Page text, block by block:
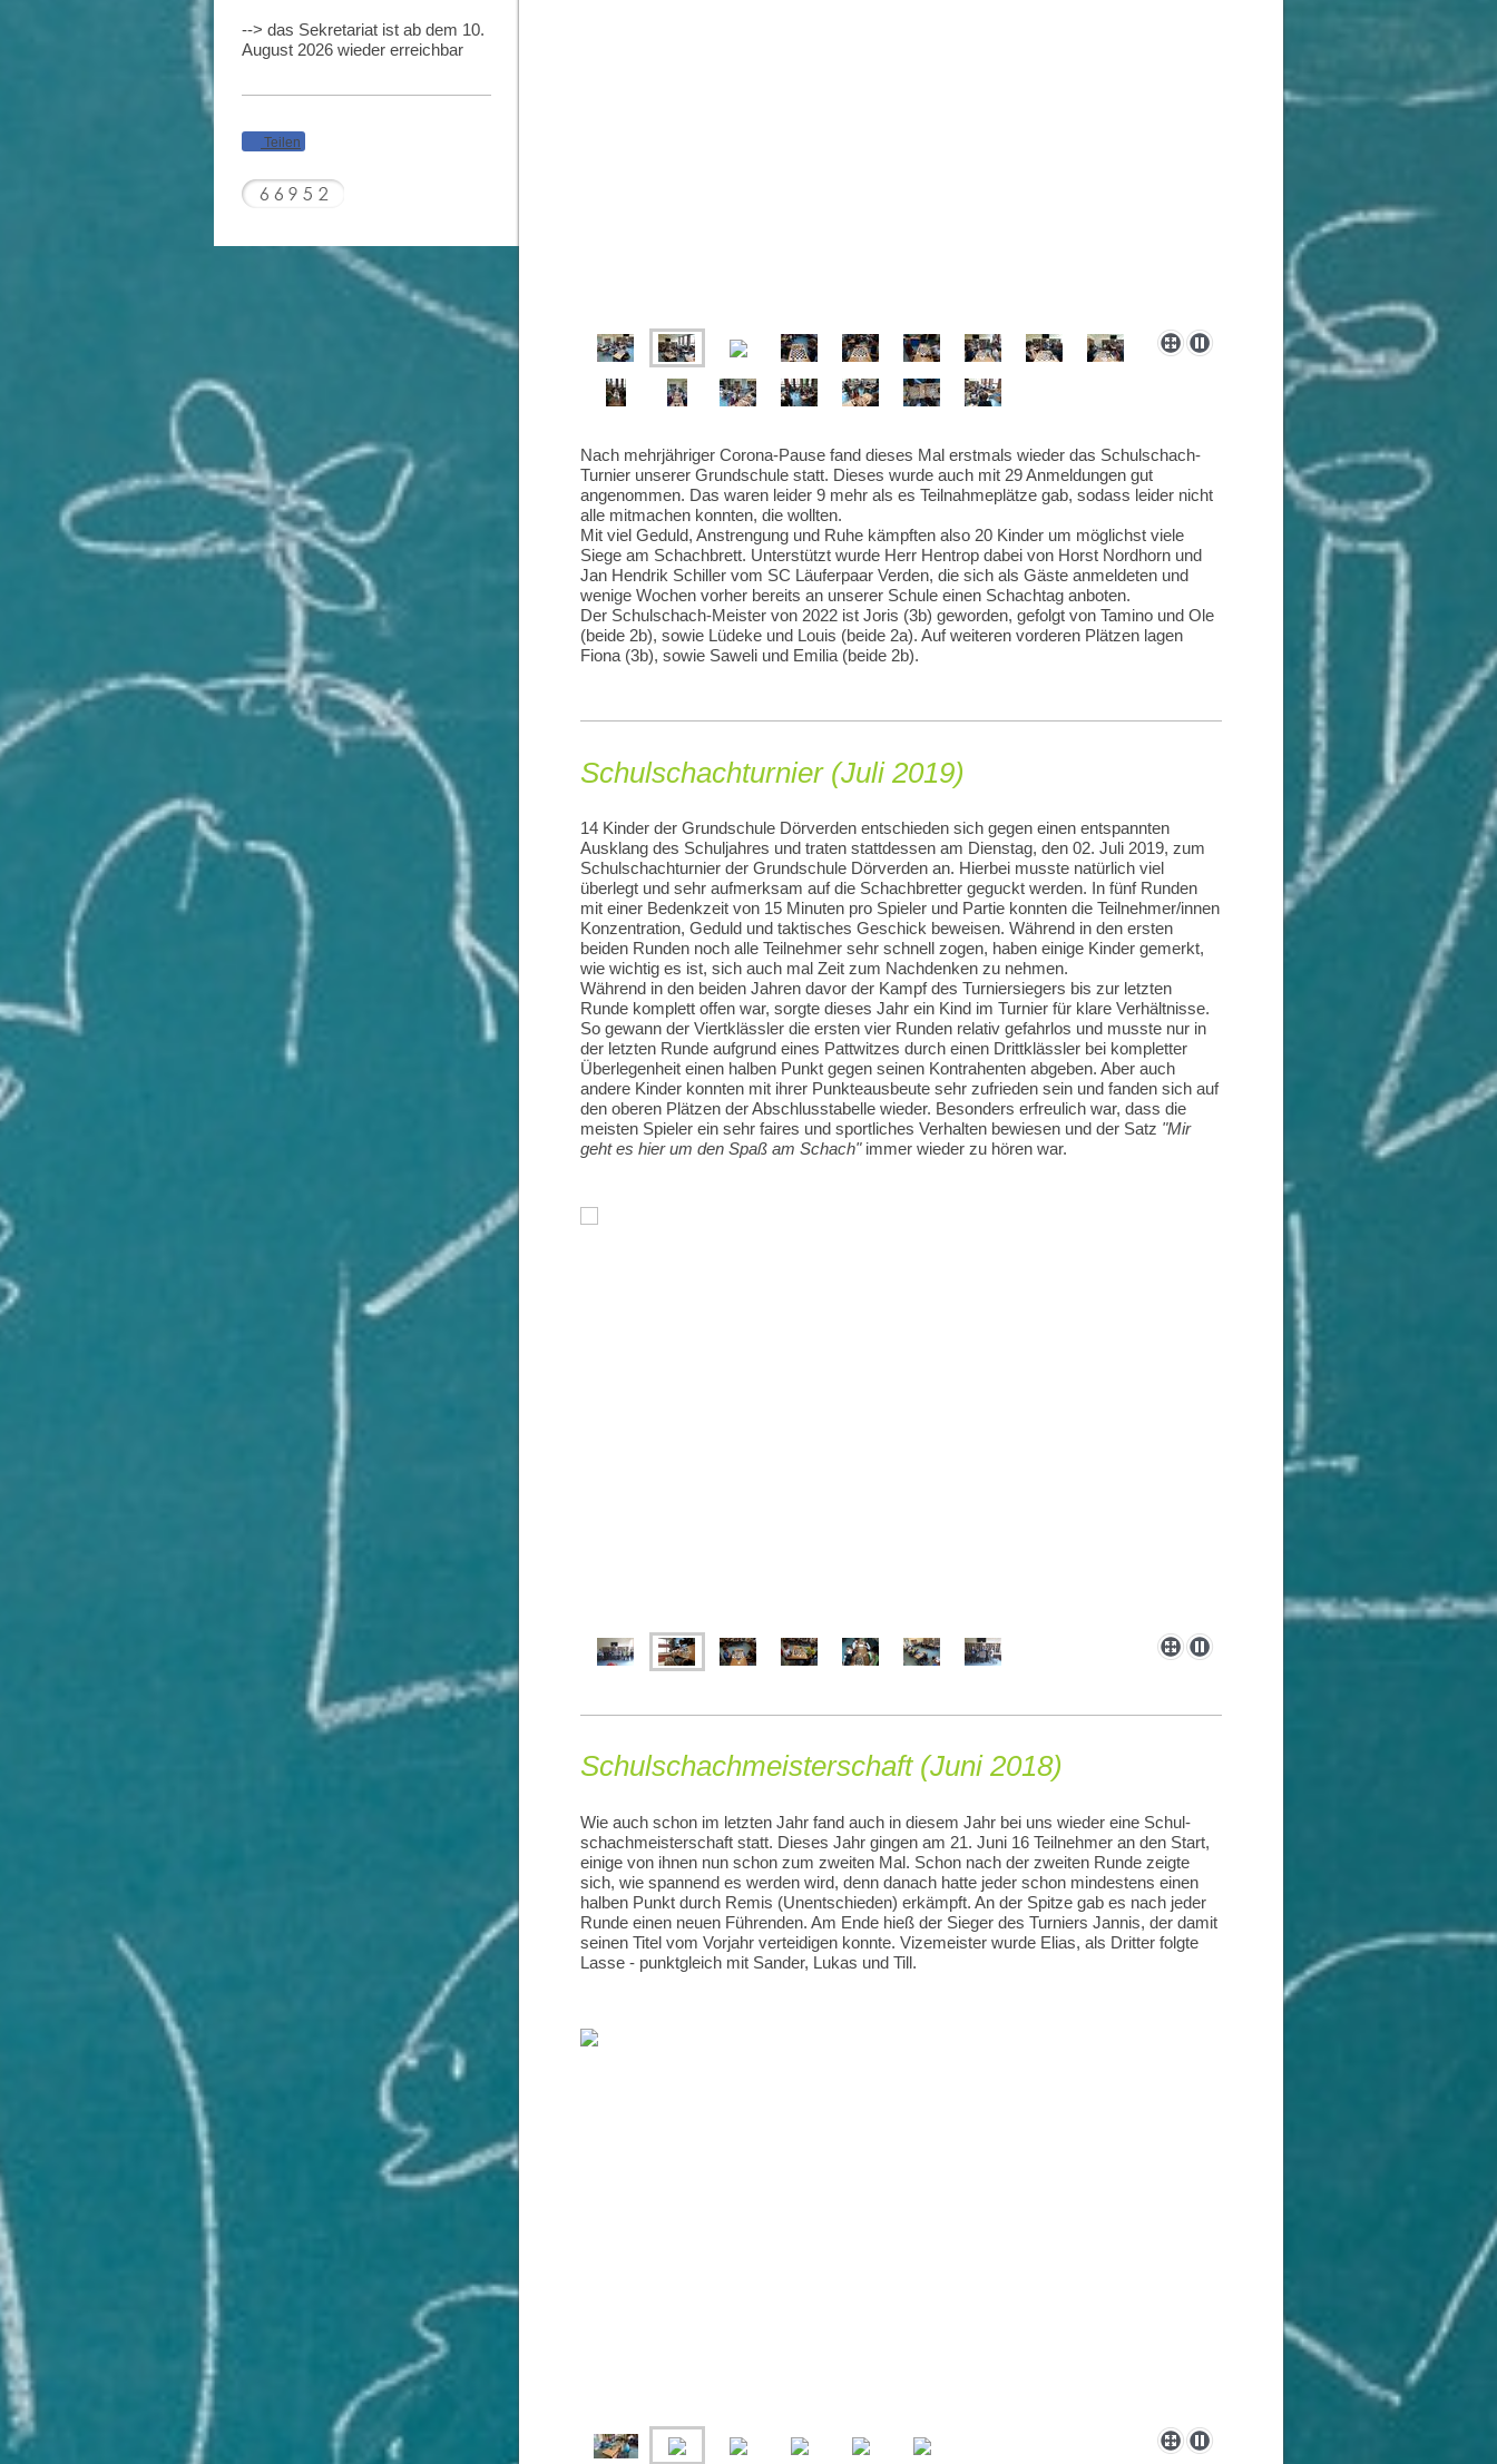
Nach mehrjähriger Corona-Pause fand dieses Mal erstmals wieder das Schulschach-
Turnier unserer Grundschule statt. Dieses wurde auch mit 29 Anmeldungen gut
angenommen. Das waren leider 9 mehr als es Teilnahmeplätze gab, sodass leider nicht
alle mitmachen konnten, die wollten.
Mit viel Geduld, Anstrengung und Ruhe kämpften also 20 Kinder um möglichst viele
Siege am Schachbrett. Unterstützt wurde Herr Hentrop dabei von Horst Nordhorn und
Jan Hendrik Schiller vom SC Läuferpaar Verden, die sich als Gäste anmeldeten und
wenige Wochen vorher bereits an unserer Schule einen Schachtag anboten.
Der Schulschach-Meister von 2022 ist Joris (3b) geworden, gefolgt von Tamino und Ole
(beide 2b), sowie Lüdeke und Louis (beide 2a). Auf weiteren vorderen Plätzen lagen
Fiona (3b), sowie Saweli und Emilia (beide 2b).
Schulschachturnier (Juli 2019)
14 Kinder der Grundschule Dörverden entschieden sich gegen einen entspannten
Ausklang des Schuljahres und traten stattdessen am Dienstag, den 02. Juli 2019, zum
Schulschachturnier der Grundschule Dörverden an. Hierbei musste natürlich viel
überlegt und sehr aufmerksam auf die Schachbretter geguckt werden. In fünf Runden
mit einer Bedenkzeit von 15 Minuten pro Spieler und Partie konnten die Teilnehmer/innen
Konzentration, Geduld und taktisches Geschick beweisen. Während in den ersten
beiden Runden noch alle Teilnehmer sehr schnell zogen, haben einige Kinder gemerkt,
wie wichtig es ist, sich auch mal Zeit zum Nachdenken zu nehmen.
Während in den beiden Jahren davor der Kampf des Turniersiegers bis zur letzten
Runde komplett offen war, sorgte dieses Jahr ein Kind im Turnier für klare Verhältnisse.
So gewann der Viertklässler die ersten vier Runden relativ gefahrlos und musste nur in
der letzten Runde aufgrund eines Pattwitzes durch einen Drittklässler bei kompletter
Überlegenheit einen halben Punkt gegen seinen Kontrahenten abgeben. Aber auch
andere Kinder konnten mit ihrer Punkteausbeute sehr zufrieden sein und fanden sich auf
den oberen Plätzen der Abschlusstabelle wieder. Besonders erfreulich war, dass die
meisten Spieler ein sehr faires und sportliches Verhalten bewiesen und der Satz "Mir
geht es hier um den Spaß am Schach"immer wieder zu hören war.
Schulschachmeisterschaft (Juni 2018)
Wie auch schon im letzten Jahr fand auch in diesem Jahr bei uns wieder eine Schul-
schachmeisterschaft statt. Dieses Jahr gingen am 21. Juni 16 Teilnehmer an den Start,
einige von ihnen nun schon zum zweiten Mal. Schon nach der zweiten Runde zeigte
sich, wie spannend es werden wird, denn danach hatte jeder schon mindestens einen
halben Punkt durch Remis (Unentschieden) erkämpft. An der Spitze gab es nach jeder
Runde einen neuen Führenden. Am Ende hieß der Sieger des Turniers Jannis, der damit
seinen Titel vom Vorjahr verteidigen konnte. Vizemeister wurde Elias, als Dritter folgte
Lasse - punktgleich mit Sander, Lukas und Till.
--> das Sekretariat ist ab dem 10.
August 2026 wieder erreichbar
Teilen